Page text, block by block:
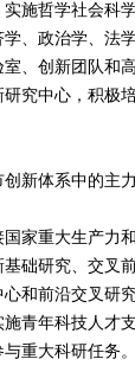
施哲学社会科
、政治学、法
、创新团队和
究中心，积极
新体系中的主
家重大生产力
础研究、交叉
和前沿交叉研
青年科技人才
重大科研任务